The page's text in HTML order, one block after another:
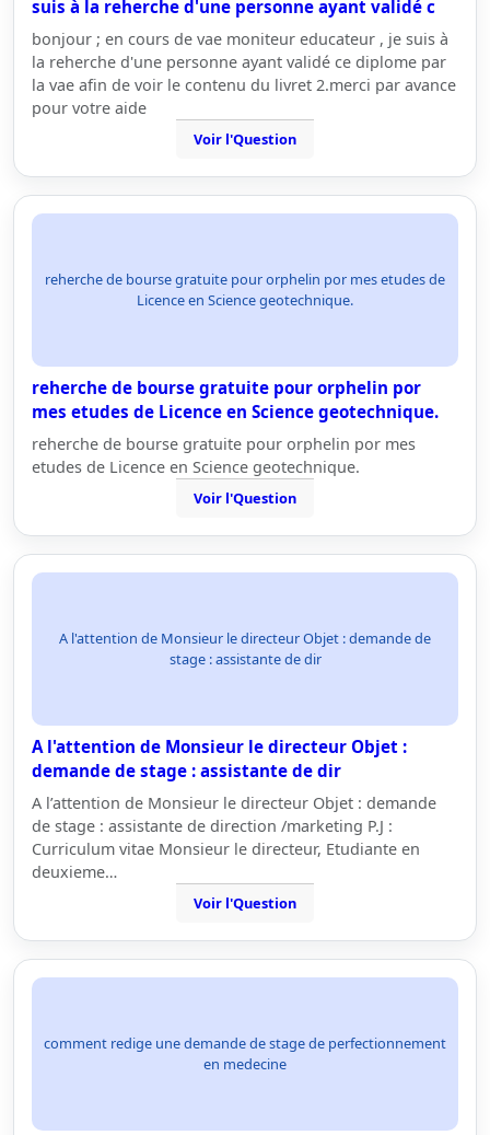
suis à la reherche d'une personne ayant validé c
bonjour ; en cours de vae moniteur educateur , je suis à
la reherche d'une personne ayant validé ce diplome par
la vae afin de voir le contenu du livret 2.merci par avance
pour votre aide
Voir l'Question
reherche de bourse gratuite pour orphelin por mes etudes de
Licence en Science geotechnique.
reherche de bourse gratuite pour orphelin por
mes etudes de Licence en Science geotechnique.
reherche de bourse gratuite pour orphelin por mes
etudes de Licence en Science geotechnique.
Voir l'Question
A l'attention de Monsieur le directeur Objet : demande de
stage : assistante de dir
A l'attention de Monsieur le directeur Objet :
demande de stage : assistante de dir
A l’attention de Monsieur le directeur Objet : demande
de stage : assistante de direction /marketing P.J :
Curriculum vitae Monsieur le directeur, Etudiante en
deuxieme…
Voir l'Question
comment redige une demande de stage de perfectionnement
en medecine